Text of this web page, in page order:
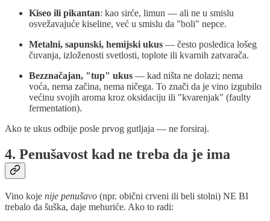
Kiseo ili pikantan: kao sirće, limun — ali ne u smislu
osvežavajuće kiseline, već u smislu da "boli" nepce.
Metalni, sapunski, hemijski ukus — često posledica lošeg
čuvanja, izloženosti svetlosti, toplote ili kvarnih zatvarača.
Bezznačajan, "tup" ukus — kad ništa ne dolazi; nema
voća, nema začina, nema ničega. To znači da je vino izgubilo
većinu svojih aroma kroz oksidaciju ili "kvarenjak" (faulty
fermentation).
Ako te ukus odbije posle prvog gutljaja — ne forsiraj.
4. Penušavost kad ne treba da je ima
Vino koje nije penušavo (npr. obični crveni ili beli stolni) NE BI
trebalo da šuška, daje mehuriće. Ako to radi: